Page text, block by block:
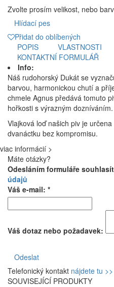
Zvolte prosím velikost, nebo
Hlídací pes
Přidat do oblíbených
POPIS
VLASTNOSTI
KONTAKTNÍ FORMULÁŘ
Info:
Náš rudohorský Dukát se
barvou, harmonickou chutí a
chmele Agnus předává tomuto
hořkosti s výrazným dozníváním.
Vlajková loď našich piv je
dvanáctku bez kompromisu.
viac informácií >
Máte otázky?
Odesláním formuláře
údajů
Váš e-mail: *
Váš dotaz nebo požadavek:
Odeslat
Telefonický kontakt nájdete tu >>
SOUVISEJÍCÍ PRODUKTY